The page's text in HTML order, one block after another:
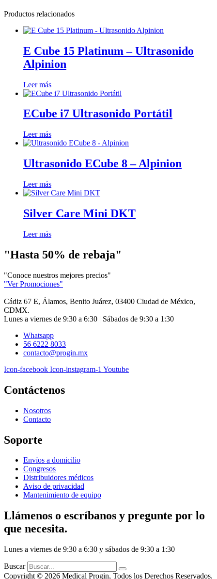
Productos relacionados
E Cube 15 Platinum – Ultrasonido
Alpinion
Leer más
ECube i7 Ultrasonido Portátil
Leer más
Ultrasonido ECube 8 – Alpinion
Leer más
Silver Care Mini DKT
Leer más
"Hasta 50% de rebaja"
"Conoce nuestros mejores precios"
"Ver Promociones"
Cádiz 67 E, Álamos, Benito Juárez, 03400 Ciudad de México,
CDMX.
Lunes a viernes de 9:30 a 6:30 | Sábados de 9:30 a 1:30
Whatsapp
56 6222 8033
contacto@progin.mx
Icon-facebook Icon-instagram-1 Youtube
Contáctenos
Nosotros
Contacto
Soporte
Envíos a domicilio
Congresos
Distribuidores médicos
Aviso de privacidad
Mantenimiento de equipo
Llámenos o escríbanos y pregunte por lo
que necesita.
Lunes a viernes de 9:30 a 6:30 y sábados de 9:30 a 1:30
Buscar
Copyright © 2026 Medical Progin, Todos los Derechos Reservados.